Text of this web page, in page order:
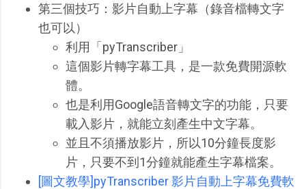
第三個技巧：影片自動上字幕（錄音檔轉文字
也可以）
利用「pyTranscriber」
這個影片轉字幕工具，是一款免費開源軟
體。
也是利用Google語音轉文字的功能，只要
載入影片，就能立刻產生中文字幕。
並且不須播放影片，所以10分鐘長度影
片，只要不到1分鐘就能產生字幕檔案。
[圖文教學]pyTranscriber 影片自動上字幕免費軟